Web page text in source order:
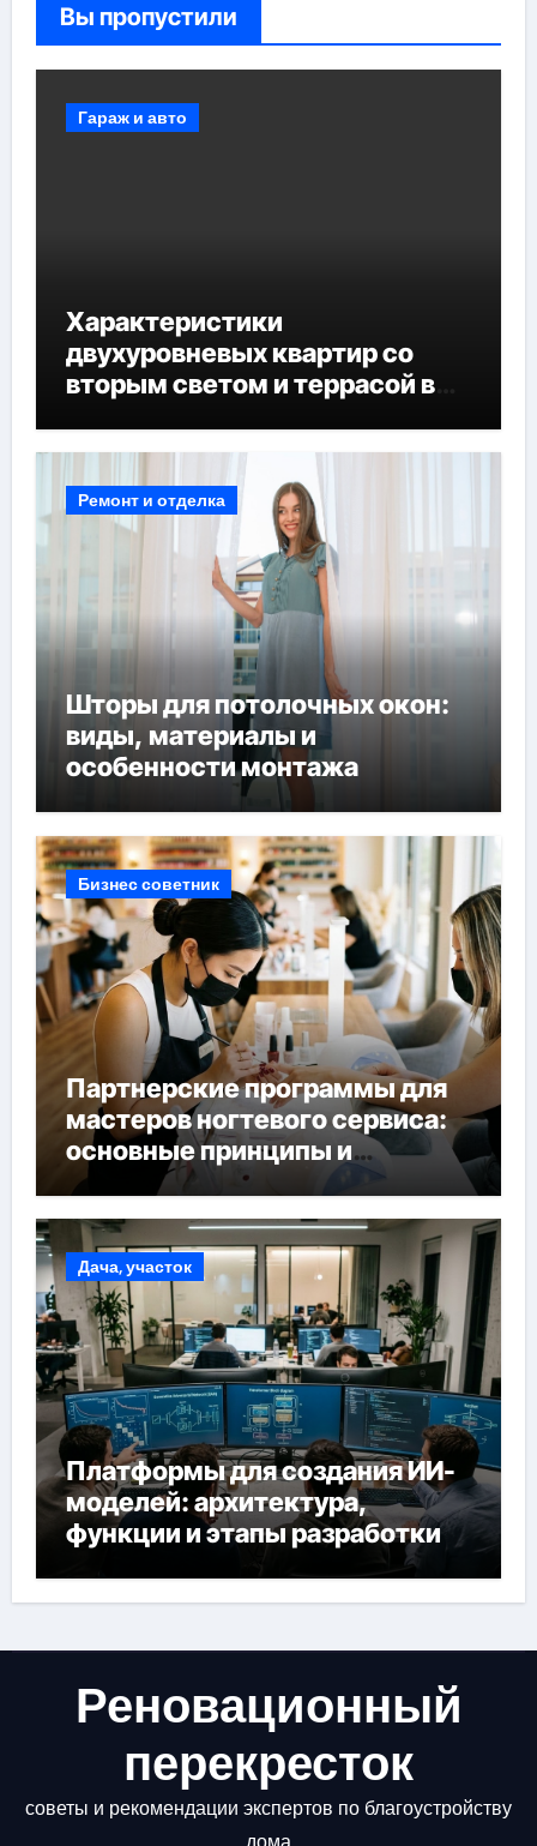
Вы пропустили
Гараж и авто
Характеристики
двухуровневых квартир со
вторым светом и террасой в
Ремонт и отделка
Шторы для потолочных окон:
виды, материалы и
особенности монтажа
Бизнес советник
Партнерские программы для
мастеров ногтевого сервиса:
основные принципы и
форматы участия
Дача, участок
Платформы для создания ИИ-
моделей: архитектура,
функции и этапы разработки
Реновационный
перекресток
советы и рекомендации экспертов по благоустройству